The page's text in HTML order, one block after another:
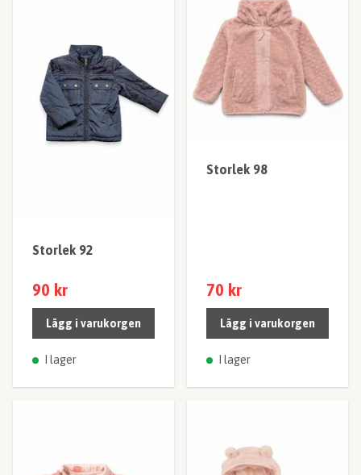
Storlek 92
90 kr
Lägg i varukorgen
I lager
Storlek 98
70 kr
Lägg i varukorgen
I lager